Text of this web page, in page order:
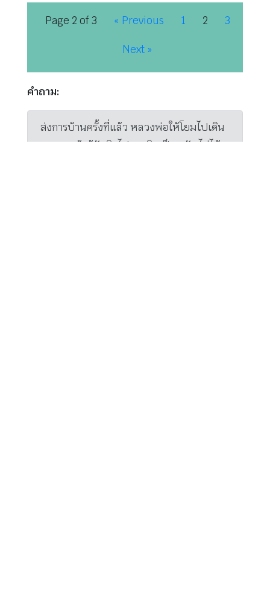
Page 2 of 3 « Previous 1 2 3
Next »
คำถาม:
ส่งการบ้านครั้งที่แล้ว หลวงพ่อให้โยมไปเดิน
จงกรมแล้วรู้ทันจิตไป เอาจิตเป็นหลัก ไม่ได้